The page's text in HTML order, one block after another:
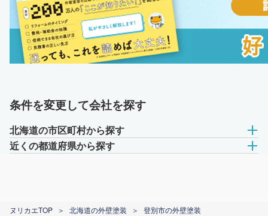
条件を変更して会社を探す
北海道の市区町村から探す
近くの都道府県から探す
ヌリカエTOP ＞ 北海道の外壁塗装 ＞ 登別市の外壁塗装